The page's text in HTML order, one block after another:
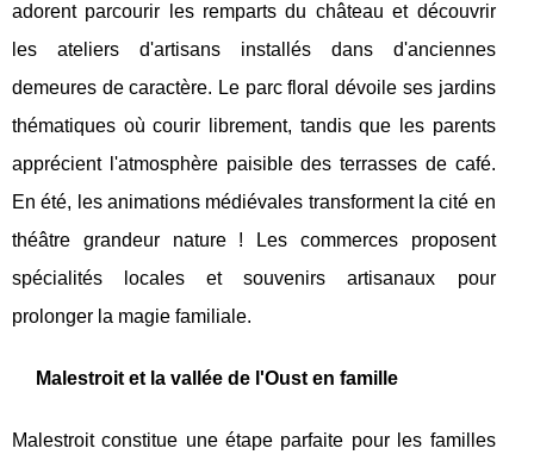
adorent parcourir les remparts du château et découvrir
les ateliers d'artisans installés dans d'anciennes
demeures de caractère. Le parc floral dévoile ses jardins
thématiques où courir librement, tandis que les parents
apprécient l'atmosphère paisible des terrasses de café.
En été, les animations médiévales transforment la cité en
théâtre grandeur nature ! Les commerces proposent
spécialités locales et souvenirs artisanaux pour
prolonger la magie familiale.
Malestroit et la vallée de l'Oust en famille
Malestroit constitue une étape parfaite pour les familles